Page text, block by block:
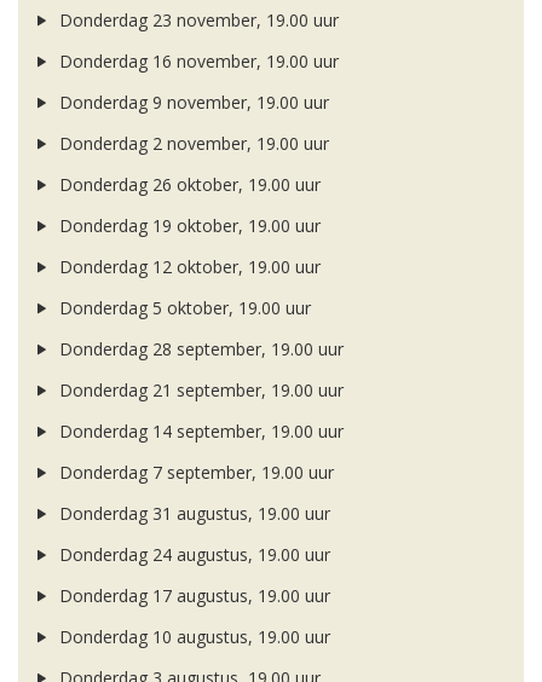
Donderdag 23 november, 19.00 uur
Donderdag 16 november, 19.00 uur
Donderdag 9 november, 19.00 uur
Donderdag 2 november, 19.00 uur
Donderdag 26 oktober, 19.00 uur
Donderdag 19 oktober, 19.00 uur
Donderdag 12 oktober, 19.00 uur
Donderdag 5 oktober, 19.00 uur
Donderdag 28 september, 19.00 uur
Donderdag 21 september, 19.00 uur
Donderdag 14 september, 19.00 uur
Donderdag 7 september, 19.00 uur
Donderdag 31 augustus, 19.00 uur
Donderdag 24 augustus, 19.00 uur
Donderdag 17 augustus, 19.00 uur
Donderdag 10 augustus, 19.00 uur